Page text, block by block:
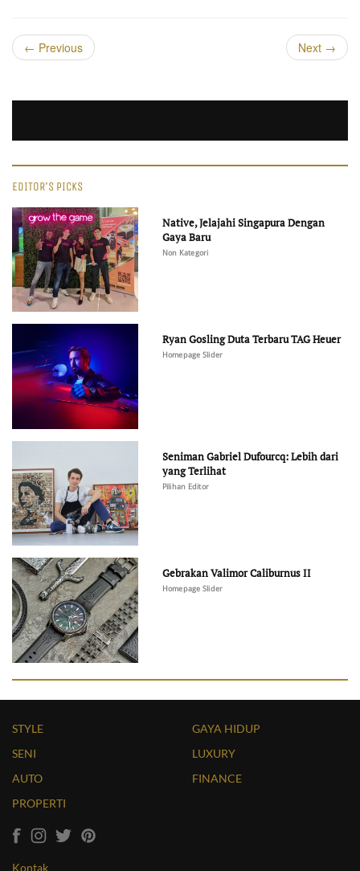
← Previous Next →
EDITOR'S PICKS
Native, Jelajahi Singapura Dengan
Gaya Baru
Non Kategori
Ryan Gosling Duta Terbaru TAG Heuer
Homepage Slider
Seniman Gabriel Dufourcq: Lebih dari
yang Terlihat
Pilihan Editor
Gebrakan Valimor Caliburnus II
Homepage Slider
STYLE
SENI
AUTO
PROPERTI
GAYA HIDUP
LUXURY
FINANCE
Kontak